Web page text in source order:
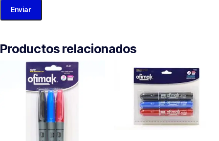
Productos relacionados